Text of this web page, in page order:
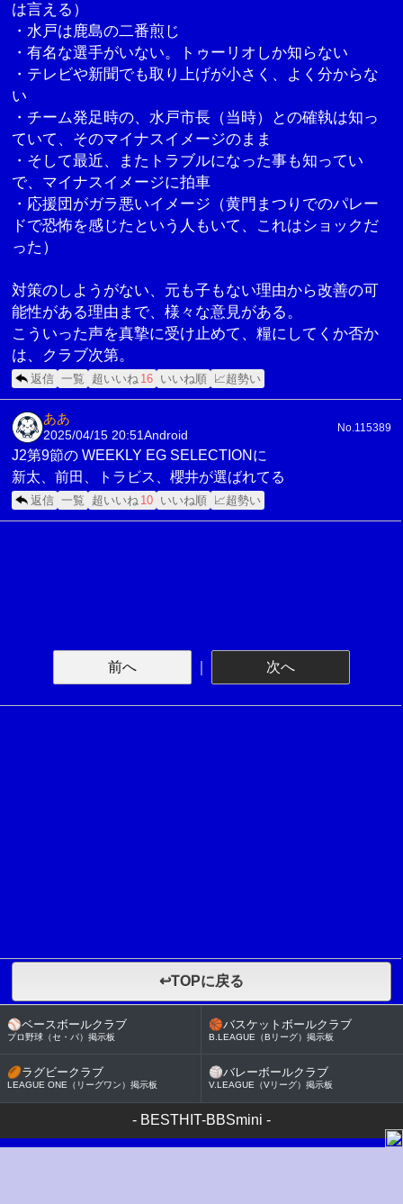
は言える）
・水戸は鹿島の二番煎じ
・有名な選手がいない。トゥーリオしか知らない
・テレビや新聞でも取り上げが小さく、よく分からな
い
・チーム発足時の、水戸市長（当時）との確執は知っ
ていて、そのマイナスイメージのまま
・そして最近、またトラブルになった事も知ってい
で、マイナスイメージに拍車
・応援団がガラ悪いイメージ（黄門まつりでのパレー
ドで恐怖を感じたという人もいて、これはショックだ
った）
対策のしようがない、元も子もない理由から改善の可
能性がある理由まで、様々な意見がある。
こういった声を真摯に受け止めて、糧にしてくか否か
は、クラブ次第。
返信 一覧 超いいね 16 いいね順 📈超勢い
ああ
2025/04/15 20:51Android
No.115389
J2第9節の WEEKLY EG SELECTIONに
新太、前田、トラビス、櫻井が選ばれてる
返信 一覧 超いいね 10 いいね順 📈超勢い
前へ 次へ
↩TOPに戻る
⚾ベースボールクラブ
プロ野球（セ・パ）掲示板
🏀バスケットボールクラブ
B.LEAGUE（Bリーグ）掲示板
🏉ラグビークラブ
LEAGUE ONE（リーグワン）掲示板
🏐バレーボールクラブ
V.LEAGUE（Vリーグ）掲示板
- BESTHIT-BBSmini -